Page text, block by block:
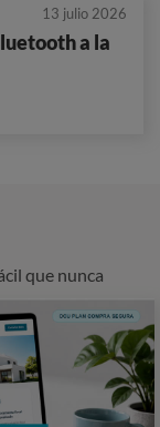
13 julio 2026
a la
que nunca